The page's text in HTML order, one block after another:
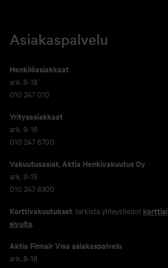
Asiakaspalvelu
Henkilöasiakkaat
ark. 8-18
010 247 010
Yritysasiakkaat
ark. 9-16
010 247 6700
Vakuutusasiat, Aktia Henkivakuutus Oy
ark. 9-15
010 247 8300
Korttivakuutukset , tarkista yhteystiedot korttisi
sivulta.
Aktia Finnair Visa asiakaspalvelu
ark. 8-18